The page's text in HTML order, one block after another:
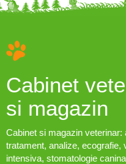
Cabinet
si magazin
Cabinet si magazin
tratament, analize, ecografie,
intensiva, stomatologie